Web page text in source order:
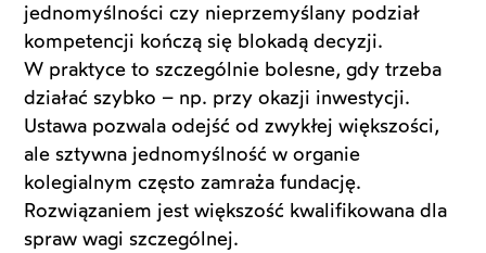
jednomyślności czy nieprzemyślany podział
kompetencji kończą się blokadą decyzji.
W praktyce to szczególnie bolesne, gdy trzeba
działać szybko – np. przy okazji inwestycji.
Ustawa pozwala odejść od zwykłej większości,
ale sztywna jednomyślność w organie
kolegialnym często zamraża fundację.
Rozwiązaniem jest większość kwalifikowana dla
spraw wagi szczególnej.